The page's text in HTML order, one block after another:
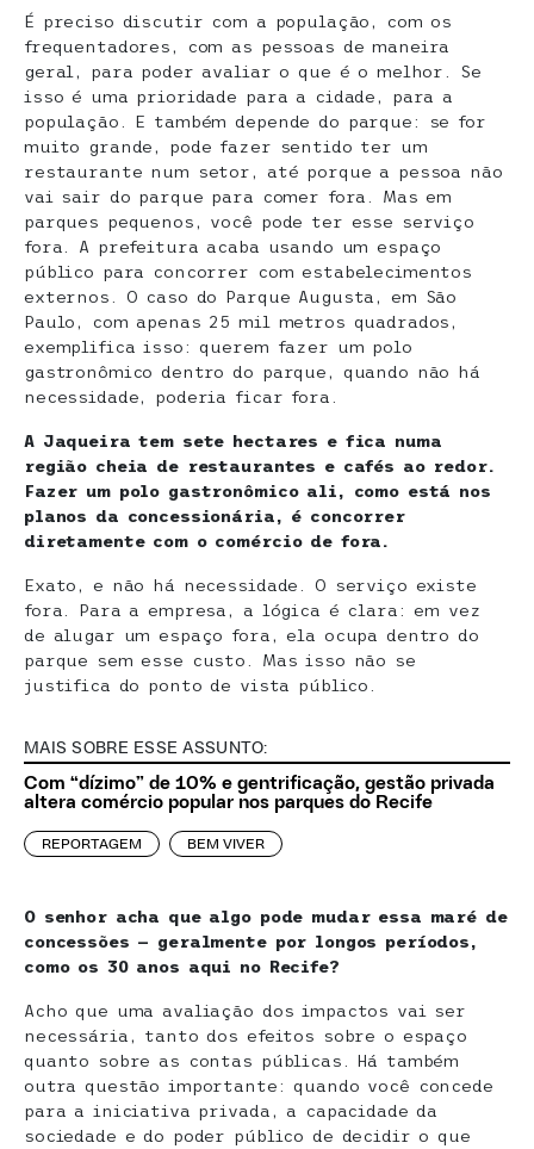
É preciso discutir com a população, com os
frequentadores, com as pessoas de maneira
geral, para poder avaliar o que é o melhor. Se
isso é uma prioridade para a cidade, para a
população. E também depende do parque: se for
muito grande, pode fazer sentido ter um
restaurante num setor, até porque a pessoa não
vai sair do parque para comer fora. Mas em
parques pequenos, você pode ter esse serviço
fora. A prefeitura acaba usando um espaço
público para concorrer com estabelecimentos
externos. O caso do Parque Augusta, em São
Paulo, com apenas 25 mil metros quadrados,
exemplifica isso: querem fazer um polo
gastronômico dentro do parque, quando não há
necessidade, poderia ficar fora.
A Jaqueira tem sete hectares e fica numa
região cheia de restaurantes e cafés ao redor.
Fazer um polo gastronômico ali, como está nos
planos da concessionária, é concorrer
diretamente com o comércio de fora.
Exato, e não há necessidade. O serviço existe
fora. Para a empresa, a lógica é clara: em vez
de alugar um espaço fora, ela ocupa dentro do
parque sem esse custo. Mas isso não se
justifica do ponto de vista público.
MAIS SOBRE ESSE ASSUNTO:
Com “dízimo” de 10% e gentrificação, gestão privada
altera comércio popular nos parques do Recife
REPORTAGEM BEM VIVER
O senhor acha que algo pode mudar essa maré de
concessões — geralmente por longos períodos,
como os 30 anos aqui no Recife?
Acho que uma avaliação dos impactos vai ser
necessária, tanto dos efeitos sobre o espaço
quanto sobre as contas públicas. Há também
outra questão importante: quando você concede
para a iniciativa privada, a capacidade da
sociedade e do poder público de decidir o que